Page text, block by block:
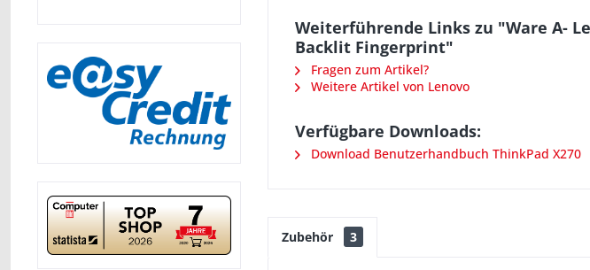
Weiterführende Links zu "Ware A-
Backlit Fingerprint"
Fragen zum Artikel?
Weitere Artikel von Lenovo
Verfügbare Downloads:
Download Benutzerhandbuch ThinkPad X270
Zubehör 3